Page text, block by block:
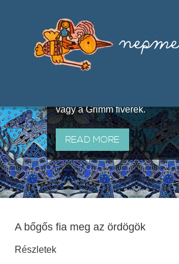
útján terjedő elbeszélésekből,
melyeket olyan ismert gyűjtők
állítottak össze, mint Benedek
vagy a Grimm fivérek.
READ MORE
A bőgős fia meg az ördögök
Részletek